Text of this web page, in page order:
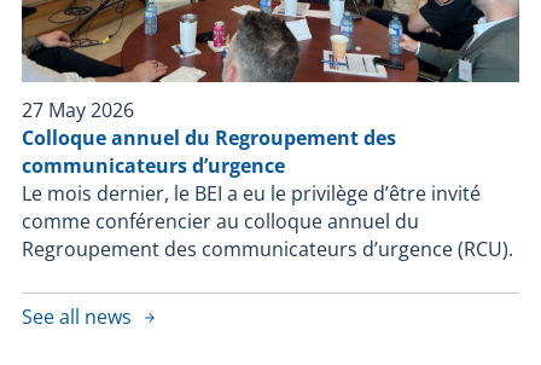
publique et édictant la Loi visant à aider à retrouver
des personnes disparues, l’article 289.1.1 permet à la
directrice du BEI, sauf si la confiance du public envers
les policiers pourrait être gravement compromise, de
mettre fin à une enquête si elle est convaincue que
l’intervention policière n’a pas contribué au décès ou à
la blessure grave.
27 May 2026
Colloque annuel du Regroupement des
communicateurs d’urgence
Le mois dernier, le BEI a eu le privilège d’être invité
comme conférencier au colloque annuel du
Regroupement des communicateurs d’urgence (RCU).
See all news